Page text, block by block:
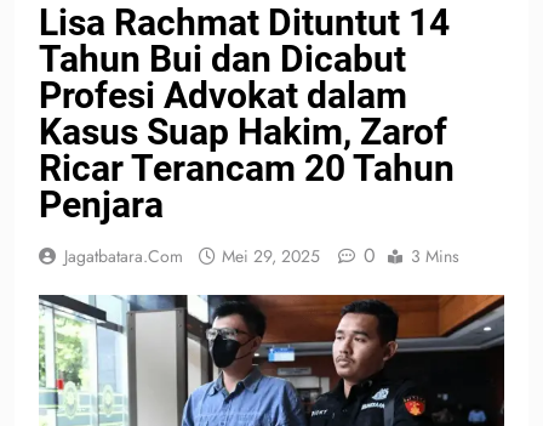
Lisa Rachmat Dituntut 14
Tahun Bui dan Dicabut
Profesi Advokat dalam
Kasus Suap Hakim, Zarof
Ricar Terancam 20 Tahun
Penjara
Jagatbatara.com Mei 29, 2025 0 3 Mins